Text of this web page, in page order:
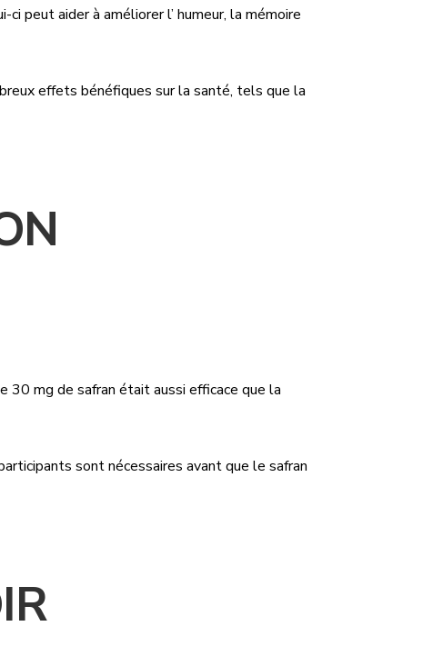
peut aider à améliorer l’ humeur, la mémoire
effets bénéfiques sur la santé, tels que la
30 mg de safran était aussi efficace que la
sont nécessaires avant que le safran